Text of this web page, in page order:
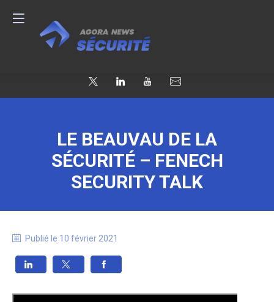
LE BEAUVAU DE LA
SÉCURITÉ – FENECH
SECURITY TALK
Publié le 10 février 2021